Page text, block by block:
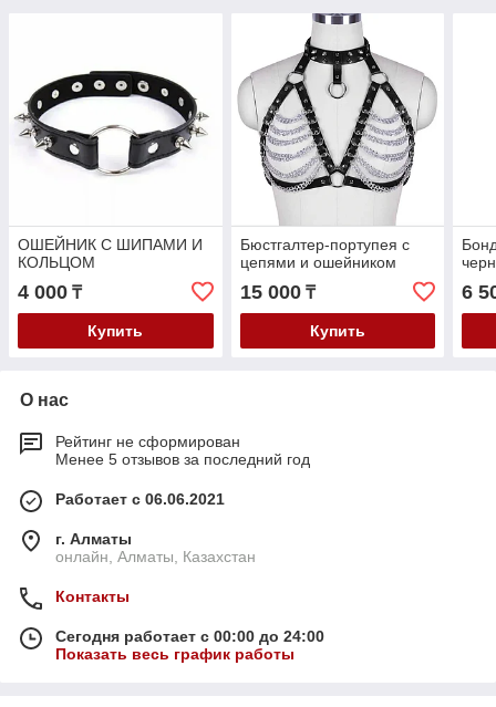
ОШЕЙНИК С ШИПАМИ И
КОЛЬЦОМ
4 000 ₸
Купить
Бюстгалтер-портупея с
цепями и ошейником
15 000₸
Купить
6
О нас
Рейтинг не сформирован
Менее 5 отзывов за последний год
Работает с 06.06.2021
г. Алматы
онлайн, Алматы, Казахстан
Контакты
Сегодня работает с 00:00 до 24:00
Показать весь график работы